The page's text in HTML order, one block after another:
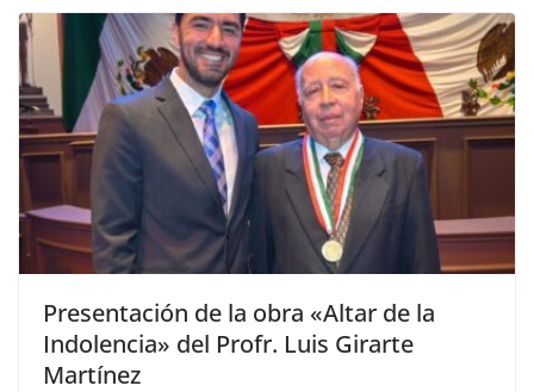
Presentación de la obra «Altar de la
Indolencia» del Profr. Luis Girarte
Martínez